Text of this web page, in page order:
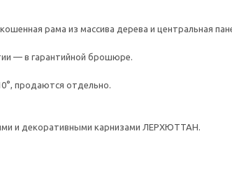
рама из массива дерева и центральная
— в гарантийной брошюре.
продаются отдельно.
и декоративными карнизами ЛЕРХЮТТАН.